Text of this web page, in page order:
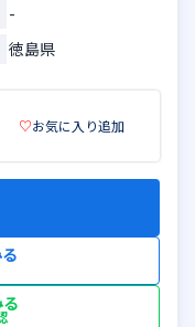
-
徳島県
♡お気に入り追加